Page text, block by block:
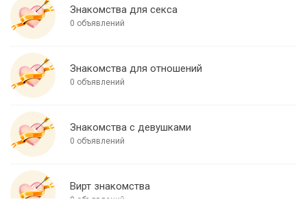
Знакомства для секса
0 объявлений
Знакомства для отношений
0 объявлений
Знакомства с девушками
0 объявлений
Вирт знакомства
0 объявлений